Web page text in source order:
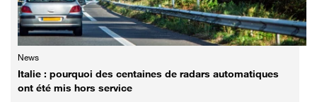
News
Italie : pourquoi des centaines de radars automatiques
ont été mis hors service